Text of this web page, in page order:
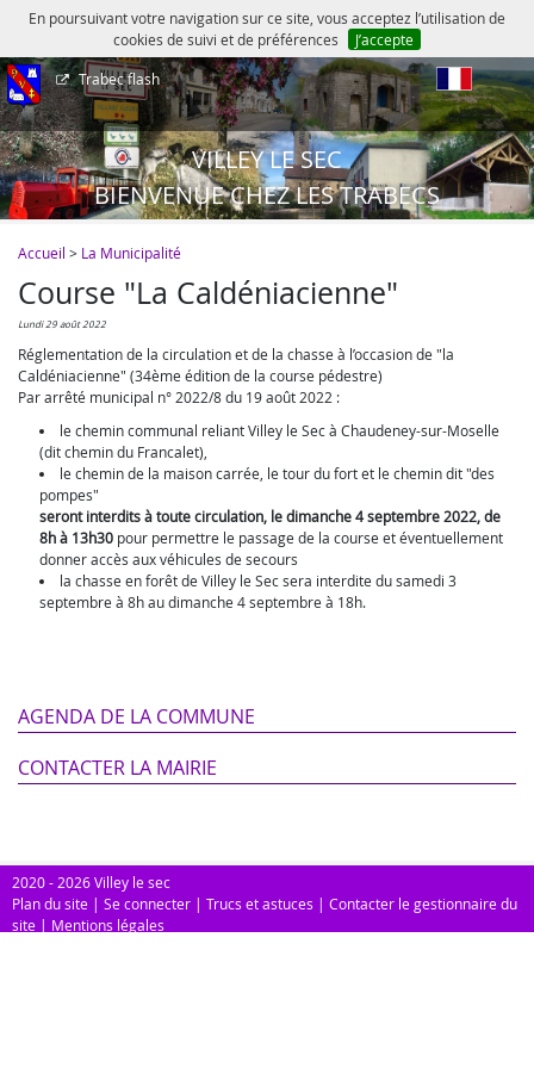
En poursuivant votre navigation sur ce site, vous acceptez l’utilisation de
cookies de suivi et de préférences
J’accepte
Trabec flash
VILLEY LE SEC
BIENVENUE CHEZ LES TRABECS
Accueil > La Municipalité
Course "La Caldéniacienne"
lundi 29 août 2022
Réglementation de la circulation et de la chasse à l’occasion de "la
Caldéniacienne" (34ème édition de la course pédestre)
Par arrêté municipal n° 2022/8 du 19 août 2022 :
le chemin communal reliant Villey le Sec à Chaudeney-sur-Moselle
(dit chemin du Francalet),
le chemin de la maison carrée, le tour du fort et le chemin dit "des
pompes"
seront interdits à toute circulation, le dimanche 4 septembre 2022, de
8h à 13h30 pour permettre le passage de la course et éventuellement
donner accès aux véhicules de secours
la chasse en forêt de Villey le Sec sera interdite du samedi 3
septembre à 8h au dimanche 4 septembre à 18h.
AGENDA DE LA COMMUNE
CONTACTER LA MAIRIE
2020 - 2026 Villey le sec
Plan du site | Se connecter | Trucs et astuces | Contacter le gestionnaire du
site | Mentions légales